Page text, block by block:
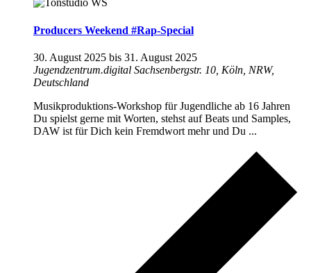
Producers Weekend #Rap-Special
30. August 2025 bis 31. August 2025
Jugendzentrum.digital Sachsenbergstr. 10, Köln, NRW,
Deutschland
Musikproduktions-Workshop für Jugendliche ab 16 Jahren
Du spielst gerne mit Worten, stehst auf Beats und Samples,
DAW ist für Dich kein Fremdwort mehr und Du ...